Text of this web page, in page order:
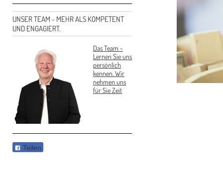
UNSER TEAM - MEHR ALS KOMPETENT
UND ENGAGIERT.
Das Team -
Lernen Sie uns
persönlich
kennen. Wir
nehmen uns
für Sie Zeit
Teilen